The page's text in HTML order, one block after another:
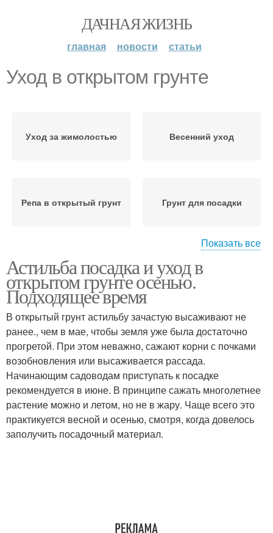
ДАЧНАЯ ЖИЗНЬ
главная новости статьи
Уход в открытом грунте
Уход за жимолостью Весенний уход
Репа в открытый грунт Грунт для посадки
Уход за репой Репы в открытом грунте
Арбузы в открытый
грунт
Открытый грунт
Уход за дынями
Кусты в открытом
грунте
Показать все
Астильба посадка и уход в
открытом грунте осенью.
Подходящее время
В открытый грунт астильбу зачастую высаживают не
ранее., чем в мае, чтобы земля уже была достаточно
прогретой. При этом неважно, сажают корни с почками
возобновления или высаживается рассада.
Начинающим садоводам приступать к посадке
рекомендуется в июне. В принципе сажать многолетнее
растение можно и летом, но не в жару. Чаще всего это
практикуется весной и осенью, смотря, когда довелось
заполучить посадочный материал.